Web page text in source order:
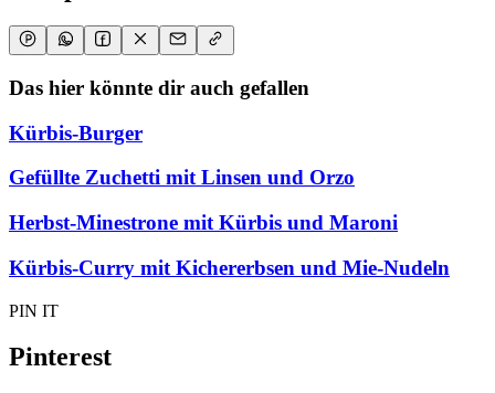
Das hier könnte dir auch gefallen
Kürbis-Burger
Gefüllte Zuchetti mit Linsen und Orzo
Herbst-Minestrone mit Kürbis und Maroni
Kürbis-Curry mit Kichererbsen und Mie-Nudeln
PIN IT
Pinterest